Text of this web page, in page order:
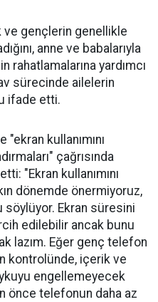
ve gençlerin genellikle
anne ve babalarıyla
yardımcı
sürecinde ailelerin
ifade etti.
kullanımını
çağrısında
"Ekran kullanımını
dönemde önermiyoruz,
Ekran süresini
edilebilir ancak bunu
lazım. Eğer genç telefon
kontrolünde, içerik ve
engellemeyecek
önce telefonun daha az